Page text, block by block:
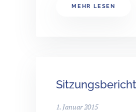
MEHR LESEN
1. Januar 2015